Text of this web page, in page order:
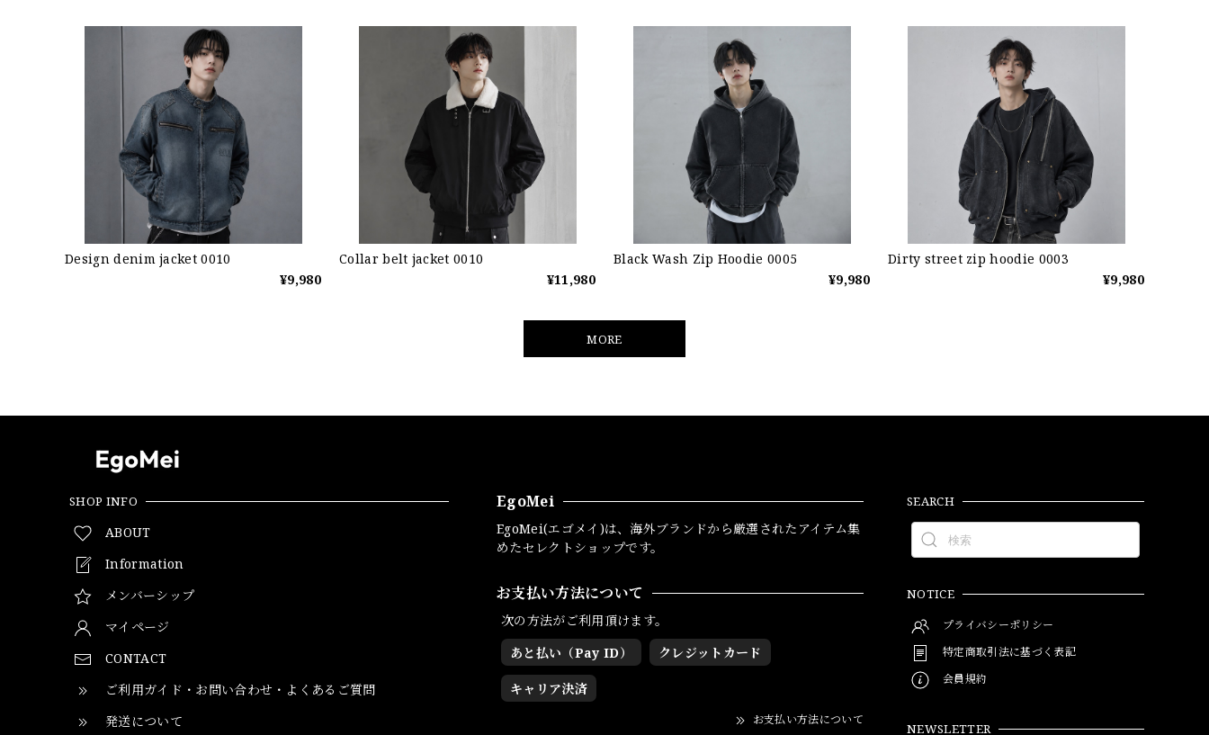
Design denim jacket 0010
¥9,980
Collar belt jacket 0010
¥11,980
Black Wash Zip Hoodie 0005
¥9,980
Dirty street zip hoodie 0003
¥9,980
MORE
SHOP INFO
ABOUT
Information
メンバーシップ
マイページ
CONTACT
ご利用ガイド・お問い合わせ・よくあるご質問
発送について
EgoMei
EgoMei(エゴメイ)は、海外ブランドから厳選されたアイテム集
めたセレクトショップです。
お支払い方法について
次の方法がご利用頂けます。
あと払い（Pay ID）
クレジットカード
キャリア決済
お支払い方法について
SEARCH
NOTICE
プライバシーポリシー
特定商取引法に基づく表記
会員規約
NEWSLETTER